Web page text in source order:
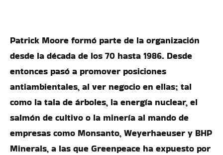
Patrick Moore formó parte de la organización
desde la década de los 70 hasta 1986. Desde
entonces pasó a promover posiciones
antiambientales, al ver negocio en ellas; tal
como la tala de árboles, la energía nuclear, el
salmón de cultivo o la minería al mando de
empresas como Monsanto, Weyerhaeuser y BHP
Minerals, a las que Greenpeace ha expuesto por